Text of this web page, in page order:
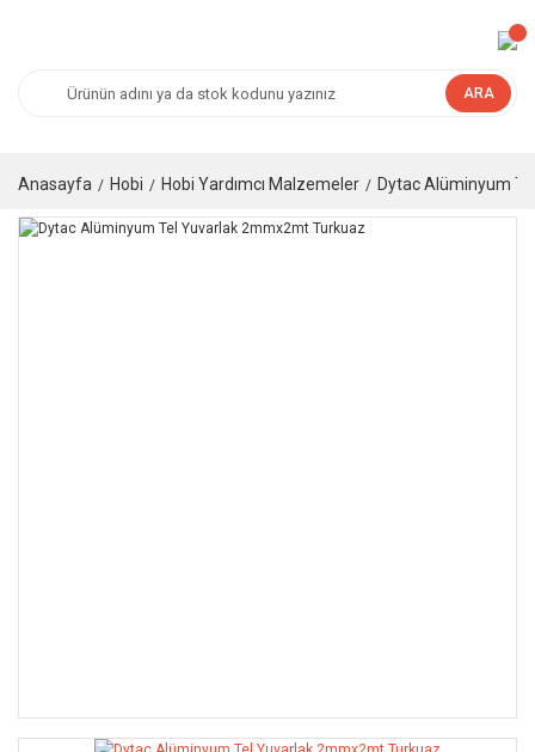
ARA
Anasayfa Hobi Hobi Yardımcı Malzemeler Dytac Alüminyum